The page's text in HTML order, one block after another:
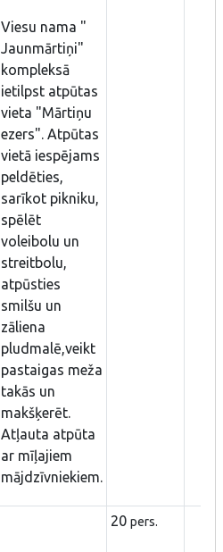
Viesu nama "
Jaunmārtiņi"
kompleksā
ietilpst atpūtas
vieta "Mārtiņu
ezers". Atpūtas
vietā iespējams
peldēties,
sarīkot pikniku,
spēlēt
voleibolu un
streitbolu,
atpūsties
smilšu un
zāliena
pludmalē,veikt
pastaigas meža
takās un
makšķerēt.
Atļauta atpūta
ar mīļajiem
mājdzīvniekiem.
20 pers.